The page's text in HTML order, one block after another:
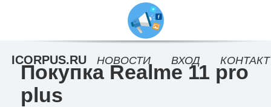
Покупка Realme 11 pro
plus
ICORPUS.RU НОВОСТИ ВХОД КОНТАКТ